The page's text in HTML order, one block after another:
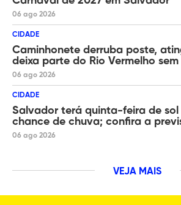
06 ago 2026
CIDADE
Caminhonete derruba poste,
deixa parte do Rio Vermelho
06 ago 2026
CIDADE
Salvador terá quinta-feira de sol
chance de chuva; confira a
06 ago 2026
VEJA MAIS